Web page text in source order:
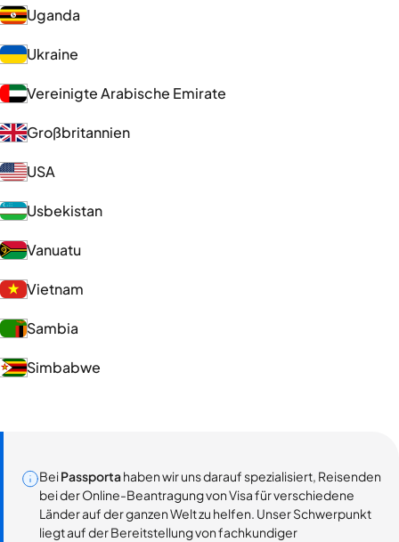
Uganda
Ukraine
Vereinigte Arabische Emirate
Großbritannien
USA
Usbekistan
Vanuatu
Vietnam
Sambia
Simbabwe
BeiPassportahaben wir uns darauf spezialisiert, Reisenden
bei der Online-Beantragung von Visa für verschiedene
Länder auf der ganzen Welt zu helfen. Unser Schwerpunkt
liegt auf der Bereitstellung von fachkundiger